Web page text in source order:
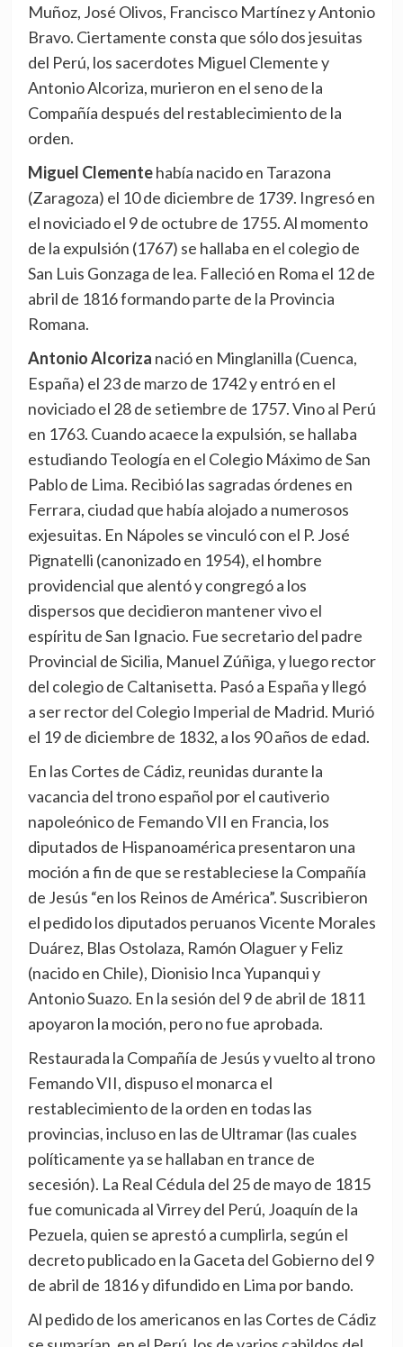
Muñoz, José Olivos, Francisco Martínez y Antonio
Bravo. Ciertamente consta que sólo dos jesuitas
del Perú, los sacerdotes Miguel Clemente y
Antonio Alcoriza, murieron en el seno de la
Compañía después del restablecimiento de la
orden.
Miguel Clementehabía nacido en Tarazona
(Zaragoza) el 10 de diciembre de 1739. Ingresó en
el noviciado el 9 de octubre de 1755. Al momento
de la expulsión (1767) se hallaba en el colegio de
San Luis Gonzaga de lea. Falleció en Roma el 12 de
abril de 1816 formando parte de la Provincia
Romana.
Antonio Alcoriza nació en Minglanilla (Cuenca,
España) el 23 de marzo de 1742 y entró en el
noviciado el 28 de setiembre de 1757. Vino al Perú
en 1763. Cuando acaece la expulsión, se hallaba
estudiando Teología en el Colegio Máximo de San
Pablo de Lima. Recibió las sagradas órdenes en
Ferrara, ciudad que había alojado a numerosos
exjesuitas. En Nápoles se vinculó con el P. José
Pignatelli (canonizado en 1954), el hombre
providencial que alentó y congregó a los
dispersos que decidieron mantener vivo el
espíritu de San Ignacio. Fue secretario del padre
Provincial de Sicilia, Manuel Zúñiga, y luego rector
del colegio de Caltanisetta. Pasó a España y llegó
a ser rector del Colegio Imperial de Madrid. Murió
el 19 de diciembre de 1832, a los 90 años de edad.
En las Cortes de Cádiz, reunidas durante la
vacancia del trono español por el cautiverio
napoleónico de Femando VII en Francia, los
diputados de Hispanoamérica presentaron una
moción a fin de que se restableciese la Compañía
de Jesús “en los Reinos de América”. Suscribieron
el pedido los diputados peruanos Vicente Morales
Duárez, Blas Ostolaza, Ramón Olaguer y Feliz
(nacido en Chile), Dionisio Inca Yupanqui y
Antonio Suazo. En la sesión del 9 de abril de 1811
apoyaron la moción, pero no fue aprobada.
Restaurada la Compañía de Jesús y vuelto al trono
Femando VII, dispuso el monarca el
restablecimiento de la orden en todas las
provincias, incluso en las de Ultramar (las cuales
políticamente ya se hallaban en trance de
secesión). La Real Cédula del 25 de mayo de 1815
fue comunicada al Virrey del Perú, Joaquín de la
Pezuela, quien se aprestó a cumplirla, según el
decreto publicado en la Gaceta del Gobierno del 9
de abril de 1816 y difundido en Lima por bando.
Al pedido de los americanos en las Cortes de Cádiz